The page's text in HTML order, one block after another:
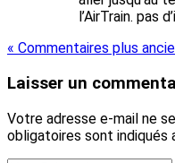
l’AirTrain. pas
« Commentaires plus
Laisser un
Votre adresse e-mail ne
obligatoires sont indiqués